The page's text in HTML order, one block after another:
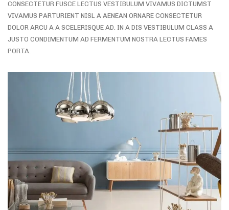
CONSECTETUR FUSCE LECTUS VESTIBULUM VIVAMUS DICTUMST
VIVAMUS PARTURIENT NISL A AENEAN ORNARE CONSECTETUR
DOLOR ARCU A A SCELERISQUE AD. IN A DIS VESTIBULUM CLASS A
JUSTO CONDIMENTUM AD FERMENTUM NOSTRA LECTUS FAMES
PORTA.